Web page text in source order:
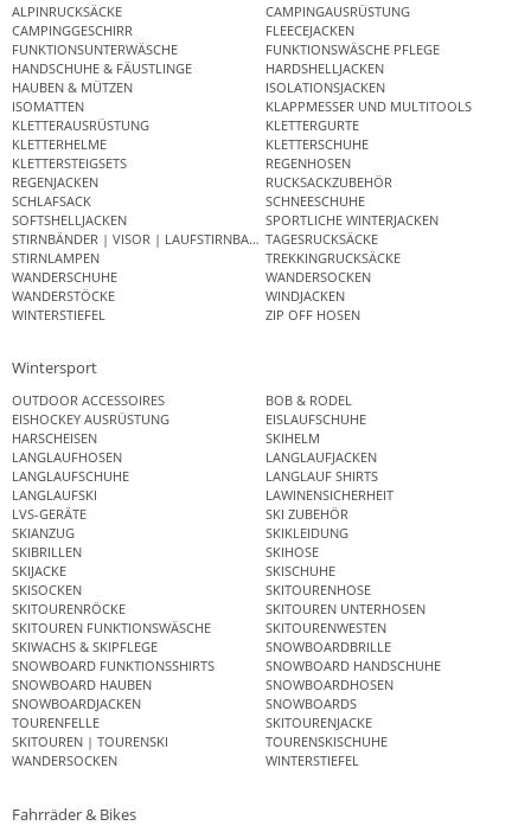
ALPINRUCKSÄCKE
CAMPINGAUSRÜSTUNG
CAMPINGGESCHIRR
FLEECEJACKEN
FUNKTIONSUNTERWÄSCHE
FUNKTIONSWÄSCHE PFLEGE
HANDSCHUHE & FÄUSTLINGE
HARDSHELLJACKEN
HAUBEN & MÜTZEN
ISOLATIONSJACKEN
ISOMATTEN
KLAPPMESSER UND MULTITOOLS
KLETTERAUSRÜSTUNG
KLETTERGURTE
KLETTERHELME
KLETTERSCHUHE
KLETTERSTEIGSETS
REGENHOSEN
REGENJACKEN
RUCKSACKZUBEHÖR
SCHLAFSACK
SCHNEESCHUHE
SOFTSHELLJACKEN
SPORTLICHE WINTERJACKEN
STIRNBÄNDER | VISOR | LAUFSTIRNBANDTAGESRUCKSÄCKE
STIRNLAMPEN
TREKKINGRUCKSÄCKE
WANDERSCHUHE
WANDERSOCKEN
WANDERSTÖCKE
WINDJACKEN
WINTERSTIEFEL
ZIP OFF HOSEN
Wintersport
OUTDOOR ACCESSOIRES
BOB & RODEL
EISHOCKEY AUSRÜSTUNG
EISLAUFSCHUHE
HARSCHEISEN
SKIHELM
LANGLAUFHOSEN
LANGLAUFJACKEN
LANGLAUFSCHUHE
LANGLAUF SHIRTS
LANGLAUFSKI
LAWINENSICHERHEIT
LVS-GERÄTE
SKI ZUBEHÖR
SKIANZUG
SKIKLEIDUNG
SKIBRILLEN
SKIHOSE
SKIJACKE
SKISCHUHE
SKISOCKEN
SKITOURENHOSE
SKITOURENRÖCKE
SKITOUREN UNTERHOSEN
SKITOUREN FUNKTIONSWÄSCHE
SKITOURENWESTEN
SKIWACHS & SKIPFLEGE
SNOWBOARDBRILLE
SNOWBOARD FUNKTIONSSHIRTS
SNOWBOARD HANDSCHUHE
SNOWBOARD HAUBEN
SNOWBOARDHOSEN
SNOWBOARDJACKEN
SNOWBOARDS
TOURENFELLE
SKITOURENJACKE
SKITOUREN | TOURENSKI
TOURENSKISCHUHE
WANDERSOCKEN
WINTERSTIEFEL
Fahrräder & Bikes